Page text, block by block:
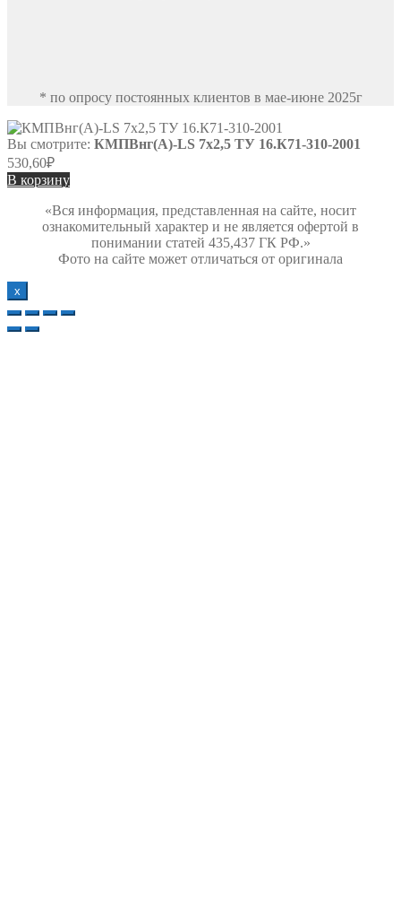
* по опросу постоянных клиентов в мае-июне 2025г
Вы смотрите: КМПВнг(А)-LS 7х2,5 ТУ 16.К71-310-2001
530,60₽
В корзину
«Вся информация, представленная на сайте, носит
ознакомительный характер и не является офертой в
понимании статей 435,437 ГК РФ.»
Фото на сайте может отличаться от оригинала
х